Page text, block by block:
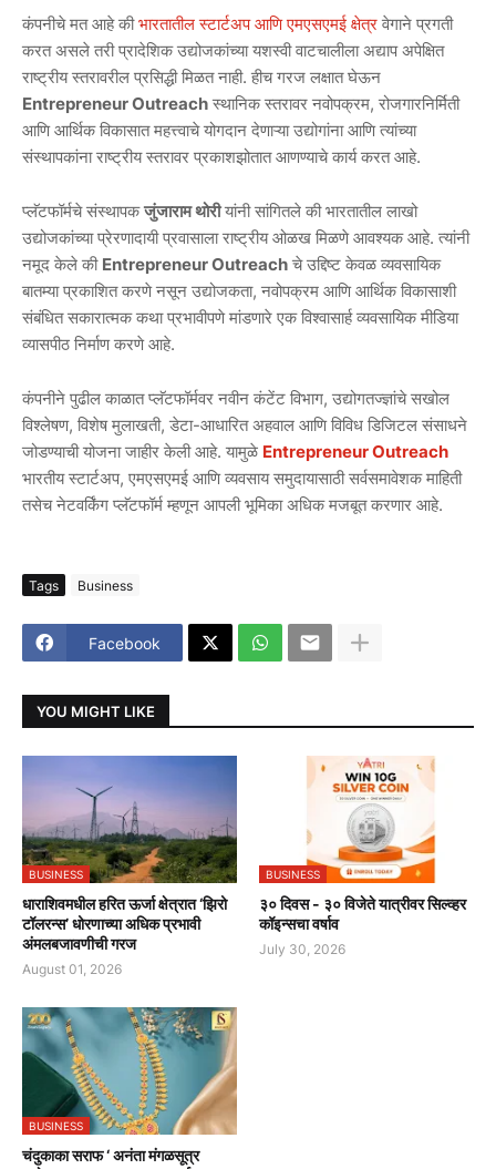
कंपनीचे मत आहे कीभारतातील स्टार्टअप आणि एमएसएमई क्षेत्र वेगाने प्रगती
करत असले तरी प्रादेशिक उद्योजकांच्या यशस्वी वाटचालीला अद्याप अपेक्षित
राष्ट्रीय स्तरावरील प्रसिद्धी मिळत नाही. हीच गरज लक्षात घेऊन
Entrepreneur Outreach स्थानिक स्तरावर नवोपक्रम, रोजगारनिर्मिती
आणि आर्थिक विकासात महत्त्वाचे योगदान देणाऱ्या उद्योगांना आणि त्यांच्या
संस्थापकांना राष्ट्रीय स्तरावर प्रकाशझोतात आणण्याचे कार्य करत आहे.
प्लॅटफॉर्मचे संस्थापकजुंजाराम थोरीयांनी सांगितले की भारतातील लाखो
उद्योजकांच्या प्रेरणादायी प्रवासाला राष्ट्रीय ओळख मिळणे आवश्यक आहे. त्यांनी
नमूद केले की Entrepreneur Outreach चे उद्दिष्ट केवळ व्यवसायिक
बातम्या प्रकाशित करणे नसून उद्योजकता, नवोपक्रम आणि आर्थिक विकासाशी
संबंधित सकारात्मक कथा प्रभावीपणे मांडणारे एक विश्वासार्ह व्यवसायिक मीडिया
व्यासपीठ निर्माण करणे आहे.
कंपनीने पुढील काळात प्लॅटफॉर्मवर नवीन कंटेंट विभाग, उद्योगतज्ज्ञांचे सखोल
विश्लेषण, विशेष मुलाखती, डेटा-आधारित अहवाल आणि विविध डिजिटल संसाधने
जोडण्याची योजना जाहीर केली आहे. यामुळे Entrepreneur Outreach
भारतीय स्टार्टअप, एमएसएमई आणि व्यवसाय समुदायासाठी सर्वसमावेशक माहिती
तसेच नेटवर्किंग प्लॅटफॉर्म म्हणून आपली भूमिका अधिक मजबूत करणार आहे.
Tags Business
Facebook
YOU MIGHT LIKE
BUSINESS
धाराशिवमधील हरित ऊर्जा क्षेत्रात ‘झिरो
टॉलरन्स’ धोरणाच्या अधिक प्रभावी
अंमलबजावणीची गरज
August 01, 2026
BUSINESS
३० दिवस - ३० विजेते यात्रीवर सिल्व्हर
कॉइन्सचा वर्षाव
July 30, 2026
BUSINESS
चंदुकाका सराफ ‘ अनंता मंगळसूत्र